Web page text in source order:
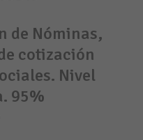
de Nóminas,
cotización
Nivel
95%